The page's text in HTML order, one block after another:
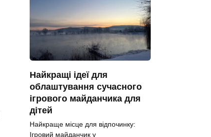
Найкращі ідеї для
облаштування сучасного
ігрового майданчика для
дітей
Найкраще місце для відпочинку:
Ігровий майданчик у